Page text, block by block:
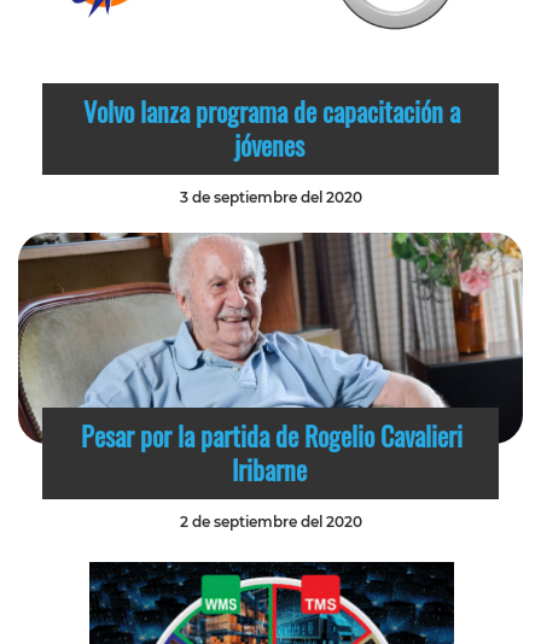
Volvo lanza programa de capacitación a
jóvenes
3 de septiembre del 2020
Pesar por la partida de Rogelio Cavalieri
Iribarne
2 de septiembre del 2020